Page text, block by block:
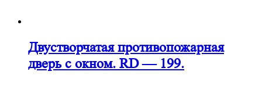
Двустворчатая противопожарная
дверь с окном. RD — 199.